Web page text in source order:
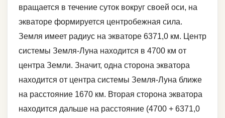
вращается в течение суток вокруг своей оси, на
экваторе формируется центробежная сила.
Земля имеет радиус на экваторе 6371,0 км. Центр
системы Земля-Луна находится в 4700 км от
центра Земли. Значит, одна сторона экватора
находится от центра системы Земля-Луна ближе
на расстояние 1670 км. Вторая сторона экватора
находится дальше на расстояние (4700 + 6371,0